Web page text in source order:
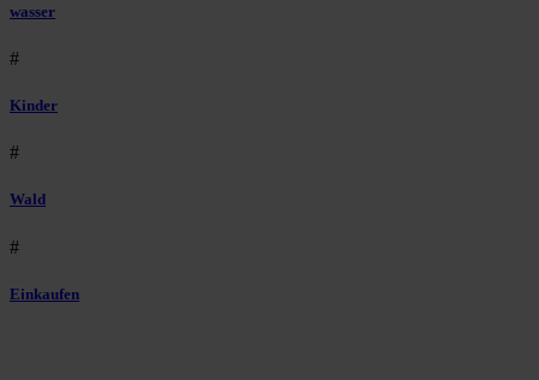
wasser
#
Kinder
#
Wald
#
Einkaufen